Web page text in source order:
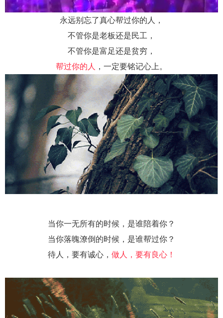
永远别忘了真心帮过你的人，
不管你是老板还是民工，
不管你是富足还是贫穷，
帮过你的人
，一定要铭记心上。
当你一无所有的时候，是谁陪着你？
当你落魄潦倒的时候，是谁帮过你？
待人，要有诚心， 做人，要有良心！